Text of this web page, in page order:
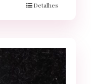
Detalhes